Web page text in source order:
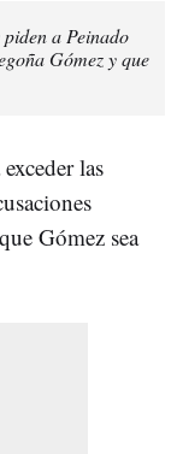
a Peinado
Gómez y que
las
Gómez sea